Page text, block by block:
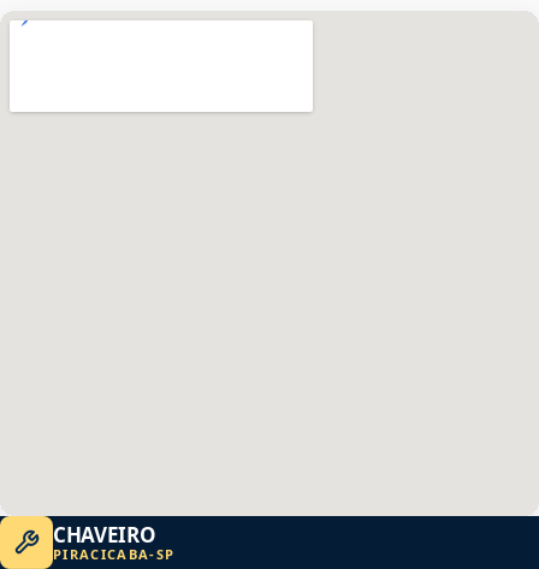
CHAVEIRO
PIRACICABA-SP